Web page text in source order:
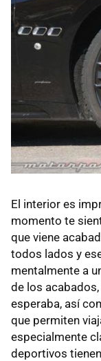
El interior es
momento te
que viene
todos lados y
mentalmente a
de los
esperaba, así
que permiten
especialmente
deportivos